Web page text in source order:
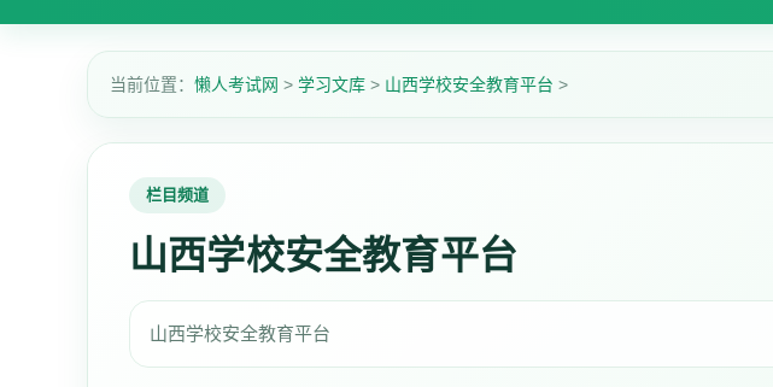
当前位置： 懒人考试网 > 学习文库 > 山西学校安全教育平台 >
栏目频道
山西学校安全教育平台
山西学校安全教育平台